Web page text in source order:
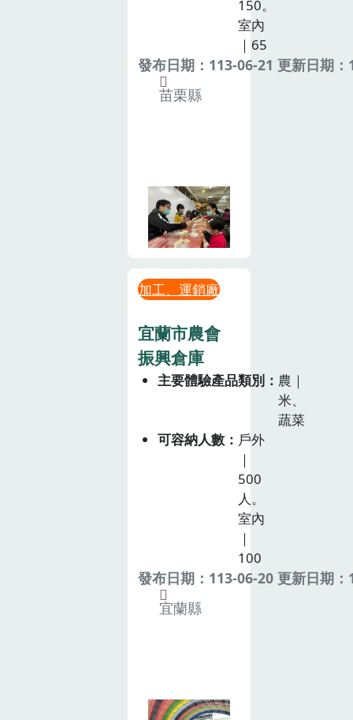
150。
室內
｜65
發布日期：113-06-21 更新日期
苗栗縣
加工、運銷廠
宜蘭市農會
振興倉庫
主要體驗產品類別
農｜
米、
蔬菜
可容納人數
戶外
｜
500
人。
室內
｜
100
發布日期：113-06-20 更新日期
宜蘭縣